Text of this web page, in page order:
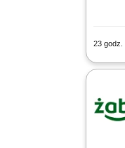
23 godz.